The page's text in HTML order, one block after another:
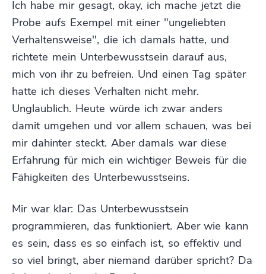
Ich habe mir gesagt, okay, ich mache jetzt die
Probe aufs Exempel mit einer "ungeliebten
Verhaltensweise", die ich damals hatte, und
richtete mein Unterbewusstsein darauf aus,
mich von ihr zu befreien. Und einen Tag später
hatte ich dieses Verhalten nicht mehr.
Unglaublich. Heute würde ich zwar anders
damit umgehen und vor allem schauen, was bei
mir dahinter steckt. Aber damals war diese
Erfahrung für mich ein wichtiger Beweis für die
Fähigkeiten des Unterbewusstseins.
Mir war klar: Das Unterbewusstsein
programmieren, das funktioniert. Aber wie kann
es sein, dass es so einfach ist, so effektiv und
so viel bringt, aber niemand darüber spricht? Da